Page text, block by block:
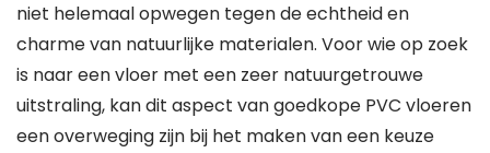
niet helemaal opwegen tegen de echtheid en
charme van natuurlijke materialen. Voor wie op zoek
is naar een vloer met een zeer natuurgetrouwe
uitstraling, kan dit aspect van goedkope PVC vloeren
een overweging zijn bij het maken van een keuze